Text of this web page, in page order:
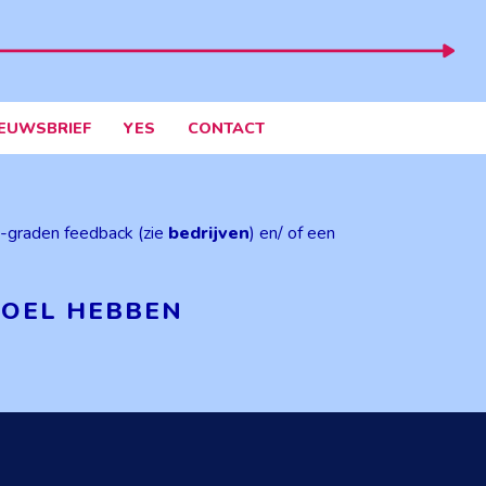
YES CONTACT
feedback (zie bedrijven) en/ of een
HEBBEN